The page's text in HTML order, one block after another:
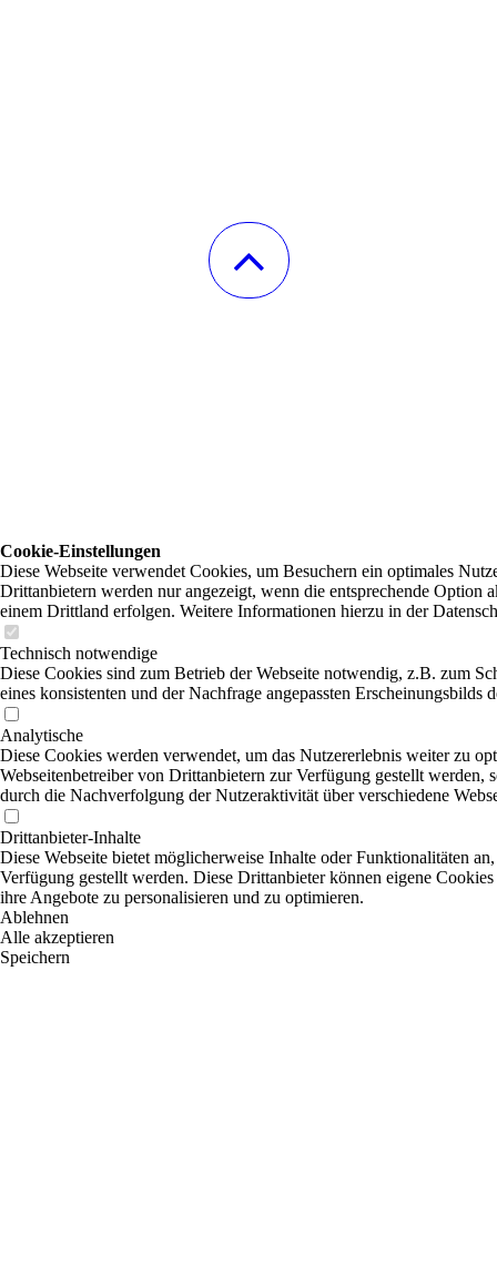
Cookie-Einstellungen
Diese Webseite verwendet Cookies, um Besuchern ein optimales
Drittanbietern werden nur angezeigt, wenn die entsprechende Option
einem Drittland erfolgen. Weitere Informationen hierzu in der
Technisch notwendige
Diese Cookies sind zum Betrieb der Webseite notwendig, z.B. zum
eines konsistenten und der Nachfrage angepassten Erscheinungsbilds
Analytische
Diese Cookies werden verwendet, um das Nutzererlebnis weiter zu
Webseitenbetreiber von Drittanbietern zur Verfügung gestellt werden,
durch die Nachverfolgung der Nutzeraktivität über verschiedene
Drittanbieter-Inhalte
Diese Webseite bietet möglicherweise Inhalte oder Funktionalitäten
Verfügung gestellt werden. Diese Drittanbieter können eigene
ihre Angebote zu personalisieren und zu optimieren.
Ablehnen
Alle akzeptieren
Speichern